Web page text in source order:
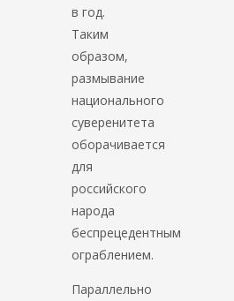
в год.
Таким
образом,
размывание
национального
суверенитета
оборачивается
для
российского
народа
беспрецедентным
ограблением.
Параллельно